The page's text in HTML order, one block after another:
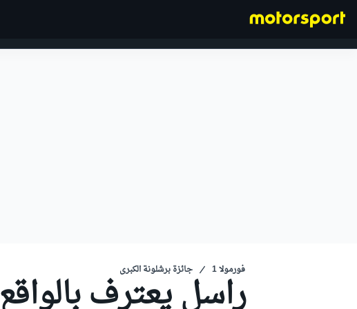
فورمولا 1 جائزة برشلونة الكبرى
راسل يعترف